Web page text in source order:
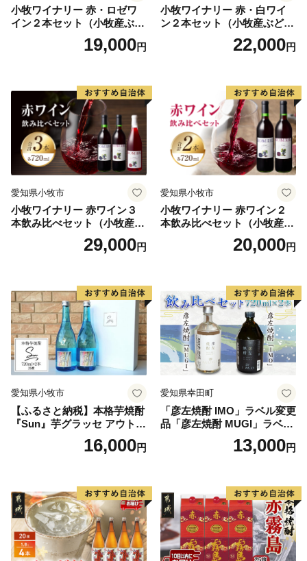
小牧ワイナリー 赤・ロゼワ
イン２本セット（小牧産ぶど
19,000円
小牧ワイナリー 赤・白ワイ
ン２本セット（小牧産ぶどう
22,000円
愛知県小牧市
小牧ワイナリー 赤ワイン３
本飲み比べセット（小牧産ぶ
どう100％使用）29,000円
愛知県小牧市
小牧ワイナリー 赤ワイン２
本飲み比べセット（小牧産ぶ
どう100％使用）20,000円
愛知県小牧市
【ふるさと納税】本格芋焼酎
『Sun』芋グラッセ アウトド
ア ソロキャンプ ベランピン
グ 巣ごもり 就労支援16,000円
愛知県幸田町
「彦左焼酎 IMO」ラベル変更
品「彦左焼酎 MUGI」ラベル
変更品 飲み比べ セット 合計
2本 720ml×各1本 25度 焼酎
13,000円